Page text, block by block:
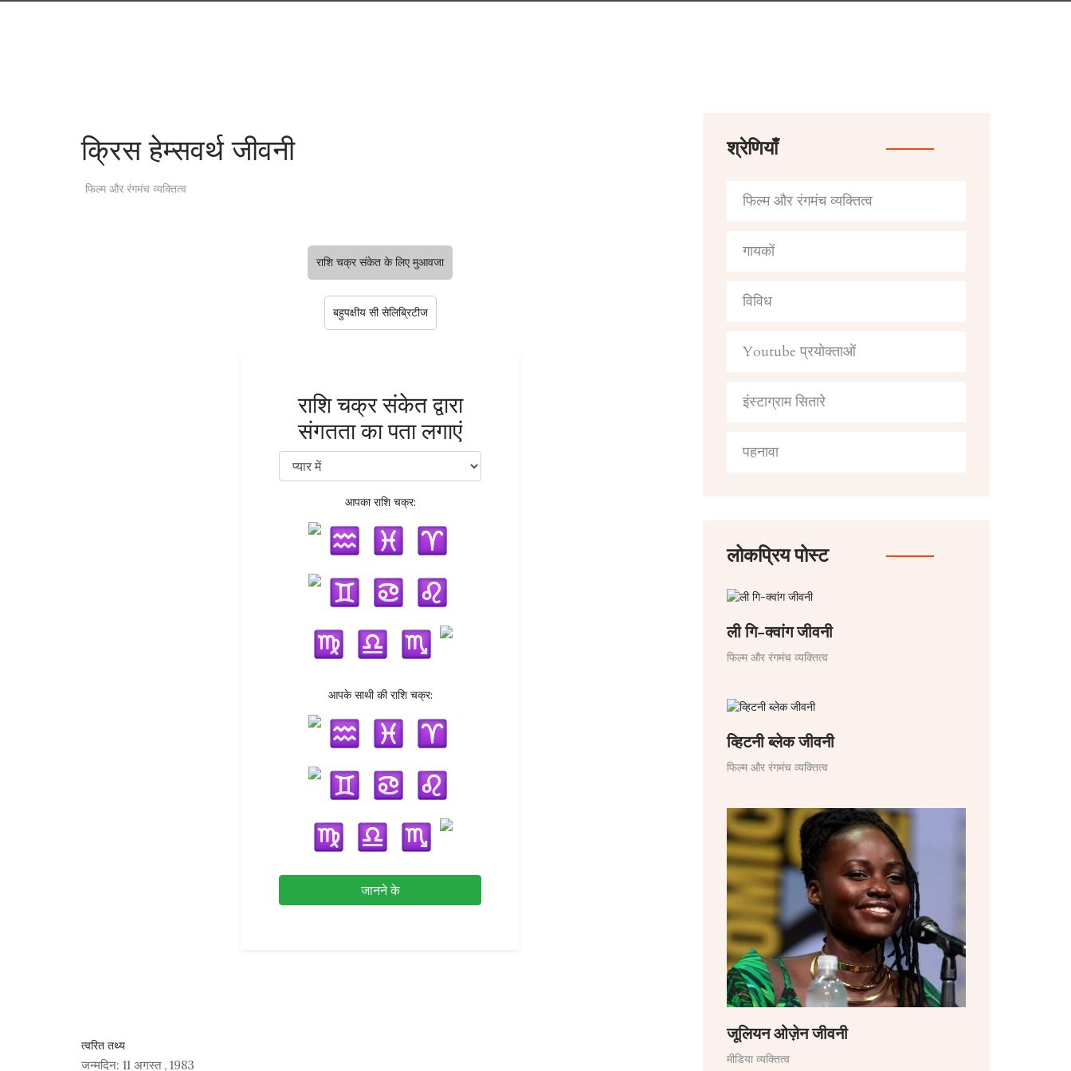
क्रिस हेम्सवर्थ जीवनी
फिल्म और रंगमंच व्यक्तित्व
राशि चक्र संकेत के लिए मुआवजा
बहुपक्षीय सी सेलिब्रिटीज
राशि चक्र संकेत द्वारा
संगतता का पता लगाएं
आपका राशि चक्र:
आपके साथी की राशि चक्र:
जानने के
त्वरित तथ्य
जन्मदिन: 11 अगस्त , 1983
श्रेणियाँ
फिल्म और रंगमंच व्यक्तित्व
गायकों
विविध
Youtube प्रयोक्ताओं
इंस्टाग्राम सितारे
पहनावा
लोकप्रिय पोस्ट
ली गि-क्वांग जीवनी
फिल्म और रंगमंच व्यक्तित्व
व्हिटनी ब्लेक जीवनी
फिल्म और रंगमंच व्यक्तित्व
जूलियन ओज़ेन जीवनी
मीडिया व्यक्तित्व